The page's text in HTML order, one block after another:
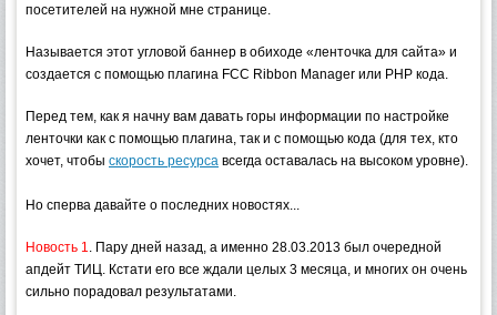
посетителей на нужной мне странице.
Называется этот угловой баннер в обиходе «ленточка для сайта» и
создается с помощью плагина FCC Ribbon Manager или PHP кода.
Перед тем, как я начну вам давать горы информации по настройке
ленточки как с помощью плагина, так и с помощью кода (для тех, кто
хочет, чтобы скорость ресурса всегда оставалась на высоком уровне).
Но сперва давайте о последних новостях...
Новость 1
. Пару дней назад, а именно 28.03.2013 был очередной
апдейт ТИЦ. Кстати его все ждали целых 3 месяца, и многих он очень
сильно порадовал результатами.